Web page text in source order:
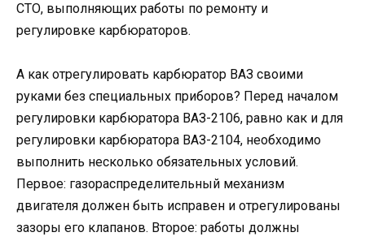
СТО, выполняющих работы по ремонту и
регулировке карбюраторов.
А как отрегулировать карбюратор ВАЗ своими
руками без специальных приборов? Перед началом
регулировки карбюратора ВАЗ-2106, равно как и для
регулировки карбюратора ВАЗ-2104, необходимо
выполнить несколько обязательных условий.
Первое: газораспределительный механизм
двигателя должен быть исправен и отрегулированы
зазоры его клапанов. Второе: работы должны